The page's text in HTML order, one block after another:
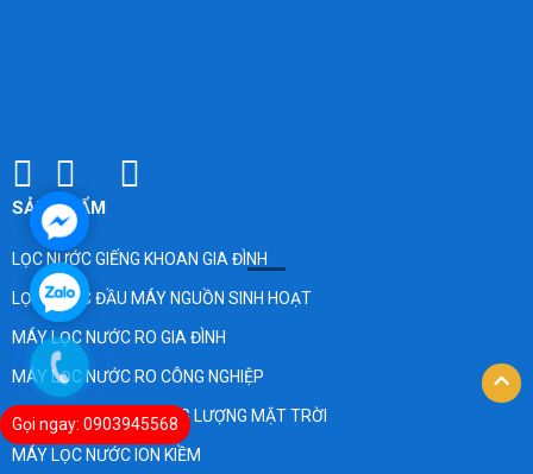
SẢN PHẨM
LỌC NƯỚC GIẾNG KHOAN GIA ĐÌNH
LỌC NƯỚC ĐẦU MÁY NGUỒN SINH HOẠT
MÁY LỌC NƯỚC RO GIA ĐÌNH
MÁY LỌC NƯỚC RO CÔNG NGHIỆP
MÁY NƯỚC NÓNG NĂNG LƯỢNG MẶT TRỜI
MÁY LỌC NƯỚC ION KIỀM
Gọi ngay: 0903945568